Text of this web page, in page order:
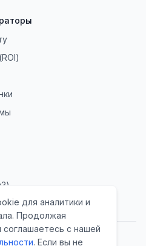
для аналитики и
Продолжая
соглашаетесь с нашей
. Если вы не